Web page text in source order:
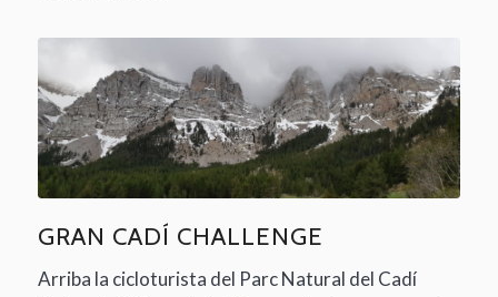
GRAN CADÍ CHALLENGE
Arriba la cicloturista del Parc Natural del Cadí